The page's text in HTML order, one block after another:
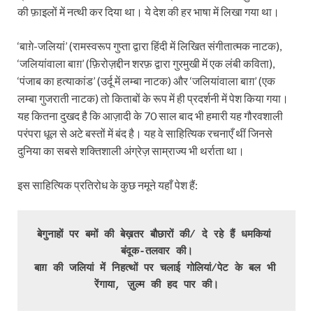
की फ़ाइलों में नत्थी कर दिया था। ये देश की हर भाषा में लिखा गया था।
‘बाग़े-जलियां’ (रामस्वरूप गुप्ता द्वारा हिंदी में लिखित संगीतात्मक नाटक),
‘जलियांवाला बाग़’ (फ़िरोज़द्दीन शरफ़ द्वारा गुरमुखी में एक लंबी कविता),
‘पंजाब का हत्याकांड’ (उर्दू में लम्बा नाटक) और ‘जलियांवाला बाग़’ (एक
लम्बा गुजराती नाटक) तो किताबों के रूप में ही प्रदर्शनी में पेश किया गया।
यह कितना दुखद है कि आज़ादी के 70 साल बाद भी हमारी यह गौरवशाली
परंपरा धूल से अटे बस्तों में बंद है। यह वे साहित्यिक रचनाएँ थीं जिनसे
दुनिया का सबसे शक्तिशाली अंग्रेज़ साम्राज्य भी थर्राता था।
इस साहित्यिक प्रतिरोध के कुछ नमूने यहाँ पेश हैं:
बेगुनाहों पर बमों की बेख़तर बौछारों की/ दे रहे हैं धमकियां
बंदूक-तलवार की।
बाग़ की जलियां में निहत्थों पर चलाई गोलियां/पेट के बल भी
रेंगाया, ज़ुल्म की हद पार की।